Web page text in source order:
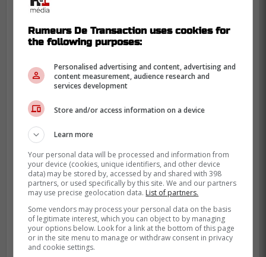
À lire également sur Rumeurs De
Transaction :
Annonce très importante de l'organisation
du Canadien de Montréal
Rumeurs De Transaction uses cookies for
the following purposes:
Personalised advertising and content, advertising and
content measurement, audience research and
services development
Store and/or access information on a device
Learn more
Your personal data will be processed and information from
your device (cookies, unique identifiers, and other device
data) may be stored by, accessed by and shared with 398
partners, or used specifically by this site. We and our partners
may use precise geolocation data. List of partners.
Some vendors may process your personal data on the basis
of legitimate interest, which you can object to by managing
your options below. Look for a link at the bottom of this page
or in the site menu to manage or withdraw consent in privacy
and cookie settings.